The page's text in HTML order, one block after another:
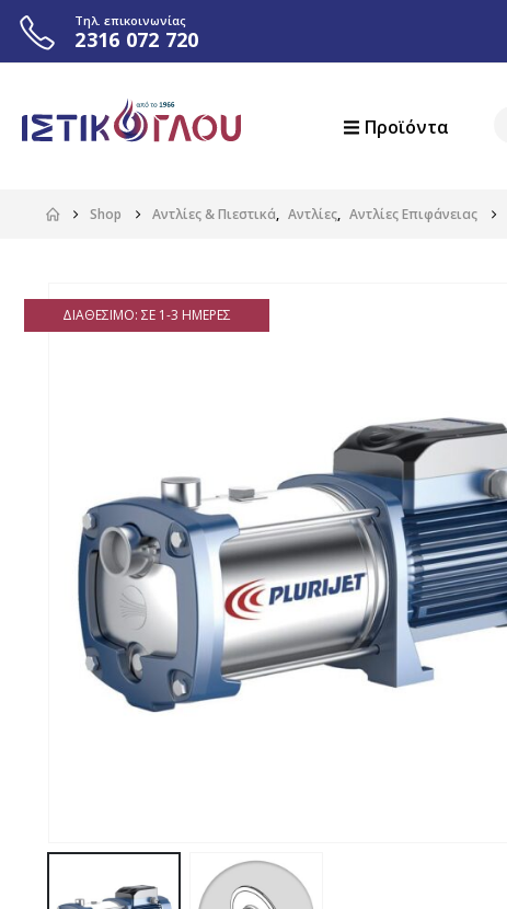
Τηλ. επικοινωνίας
2316 072 720
Προϊόντα
Shop Αντλίες & Πιεστικά, Αντλίες, Αντλίες Επιφάνειας
ΔΙΑΘΈΣΙΜΟ: ΣΕ 1-3 ΗΜΈΡΕΣ